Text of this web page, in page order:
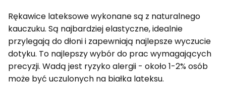
Rękawice lateksowe wykonane są z naturalnego
kauczuku. Są najbardziej elastyczne, idealnie
przylegają do dłoni i zapewniają najlepsze wyczucie
dotyku. To najlepszy wybór do prac wymagających
precyzji. Wadą jest ryzyko alergii - około 1-2% osób
może być uczulonych na białka lateksu.